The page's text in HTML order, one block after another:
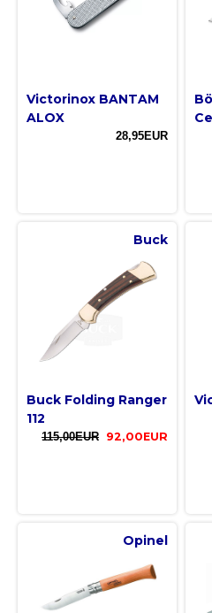
Victorinox BANTAM
ALOX
28,95EUR
Buck
Buck Folding Ranger
112
115,00EUR 92,00EUR
Opinel